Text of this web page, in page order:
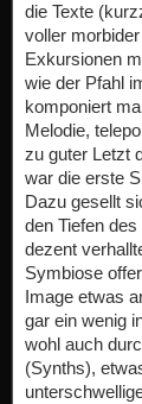
die Texte
voller
Exkursionen
wie der Pfahl
komponiert
Melodie,
zu guter Letzt
war die erste
Dazu gesellt
den Tiefen
dezent
Symbiose
Image etwas
gar ein wenig
wohl auch
(Synths),